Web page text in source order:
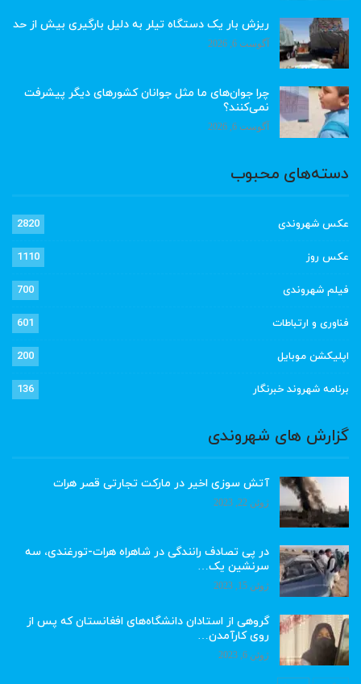
ریزش بار یک دستگاه تیلر به دلیل بارگیری بیش از حد
آگوست 6, 2026
چرا جوان‌های ما مثل جوانان کشورهای دیگر پیشرفت
نمی‌کنند؟
آگوست 6, 2026
دسته‌های محبوب
عکس شهروندی 2820
عکس روز 1110
فیلم شهروندی 700
فناوری و ارتباطات 601
اپلیکشن موبایل 200
برنامه شهروند خبرنگار 136
گزارش های شهروندی
آتش سوزی اخیر در مارکت تجارتی قصر هرات
ژوئن 22, 2023
در پی تصادف رانندگی در شاهراه هرات-تورغندی، سه
سرنشین یک…
ژوئن 15, 2023
گروهی از استادان دانشگاه‌های افغانستان که پس از
روی کارآمدن…
ژوئن 6, 2023